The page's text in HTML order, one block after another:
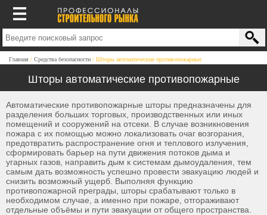
Главная Средства безопасности Шторы автоматические противопожарные
Шторы автоматические противопожарные
Автоматические противопожарные шторы предназначены для
разделения больших торговых, производственных или иных
помещений и сооружений на отсеки. В случае возникновения
пожара с их помощью можно локализовать очаг возгорания,
предотвратить распространение огня и теплового излучения,
сформировать барьер на пути движения потоков дыма и
угарных газов, направить дым к системам дымоудаления, тем
самым дать возможность успешно провести эвакуацию людей и
снизить возможный ущерб. Выполняя функцию
противопожарной преграды, шторы срабатывают только в
необходимом случае, а именно при пожаре, отгораживают
отдельные объёмы и пути эвакуации от общего пространства.